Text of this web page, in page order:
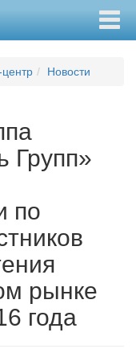
Новости
Групп»
по
рынке
года